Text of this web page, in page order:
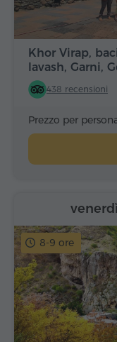
Khor Virap,
lavash, Garni,
438 recensioni
Prezzo per
8-9 ore